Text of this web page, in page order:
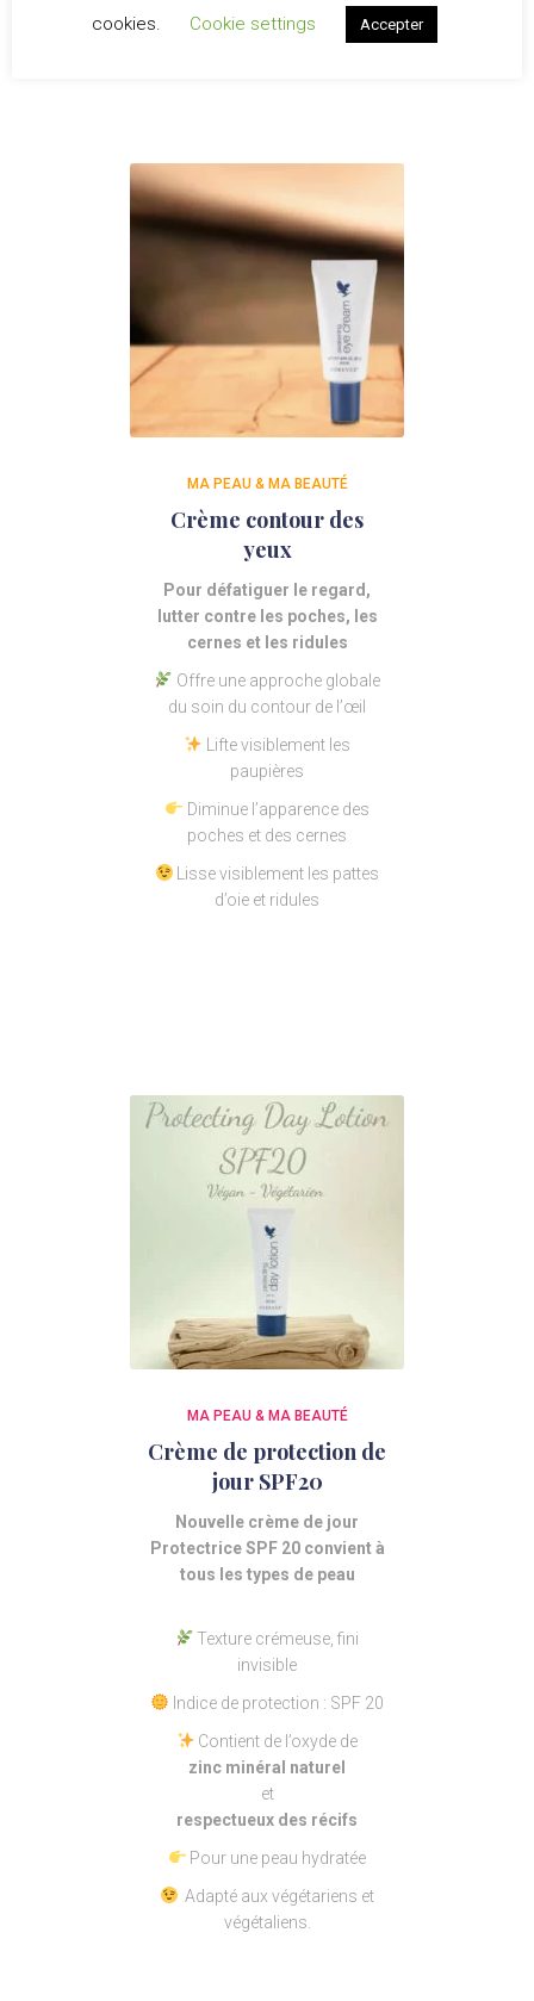
MA PEAU & MA BEAUTÉ
Crème contour des
yeux
Pour défatiguer le regard,
lutter contre les poches, les
cernes et les ridules
Offre une approche globale
du soin du contour de l’œil
Lifte visiblement les
paupières
Diminue l’apparence des
poches et des cernes
Lisse visiblement les pattes
d’oie et ridules
MA PEAU & MA BEAUTÉ
Crème de protection de
jour SPF20
Nouvelle crème de jour
Protectrice SPF 20 convient à
tous les types de peau
Texture crémeuse, fini
invisible
Indice de protection : SPF 20
Contient de l’oxyde de
zinc minéral naturel
et
respectueux des récifs
Pour une peau hydratée
Adapté aux végétariens et
végétaliens.
cookies. Cookie settings Accepter